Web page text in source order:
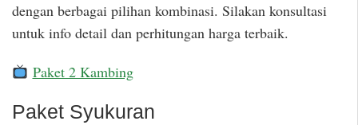
dengan berbagai pilihan kombinasi. Silakan konsultasi
untuk info detail dan perhitungan harga terbaik.
Paket 2 Kambing
Paket Syukuran